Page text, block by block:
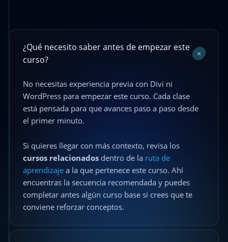
¿Qué necesito saber antes de empezar este
curso?
+
No necesitas experiencia previa con Divi ni
WordPress para empezar este curso. Cada clase
está pensada para que avances paso a paso desde
el primer minuto.
Si quieres llegar con más contexto, revisa los
cursos relacionadosdentro de la ruta de
aprendizajea la que pertenece este curso. Ahí
encuentras la secuencia recomendada y puedes
completar antes algún curso base si crees que te
conviene reforzar conceptos.